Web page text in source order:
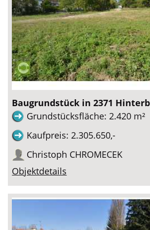
Baugrundstück in 2371
Grundstücksfläche: 2.420 m²
Kaufpreis: 2.305.650,-
Christoph CHROMECEK
Objektdetails